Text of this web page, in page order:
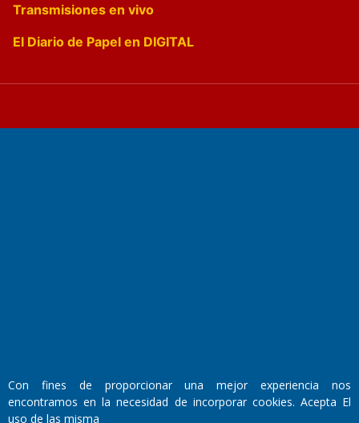
Transmisiones en vivo
El Diario de Papel en DIGITAL
Domicilio Legal: José Ingenieros 855,
Con fines de proporcionar una mejor experiencia nos
encontramos en la necesidad de incorporar cookies. Acepta El
uso de las misma